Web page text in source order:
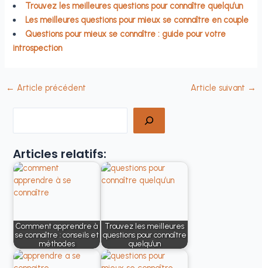
Trouvez les meilleures questions pour connaître quelqu’un
Les meilleures questions pour mieux se connaître en couple
Questions pour mieux se connaître : guide pour votre
introspection
← Article précédent Article suivant →
Articles relatifs:
Comment apprendre à
se connaître : conseils et
méthodes
Trouvez les meilleures
questions pour connaître
quelqu’un